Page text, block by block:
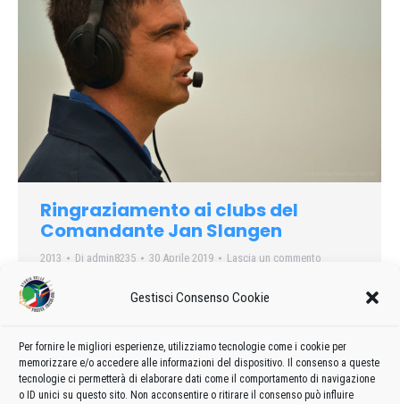
Gestisci Consenso Cookie
Per fornire le migliori esperienze, utilizziamo tecnologie come i cookie per
memorizzare e/o accedere alle informazioni del dispositivo. Il consenso a queste
tecnologie ci permetterà di elaborare dati come il comportamento di navigazione
o ID unici su questo sito. Non acconsentire o ritirare il consenso può influire
Ringraziamento ai clubs del
Comandante Jan Slangen
2013 Di admin8235 30 Aprile 2019 Lascia un commento
Ringraziamento ai clubs del Comandante Jan Slangen
← 1 … 14 15 16 17 18 …
37